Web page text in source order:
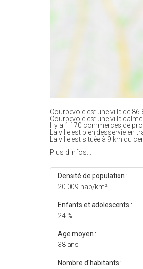
Courbevoie est une ville de
Courbevoie est une ville
Il y a 1 170 commerces de
La ville est bien desservie en
La ville est située à 9 km du
Plus d'infos...
Densité de population :
20 009 hab/km²
Enfants et adolescents :
24 %
Age moyen :
38 ans
Nombre d'habitants :